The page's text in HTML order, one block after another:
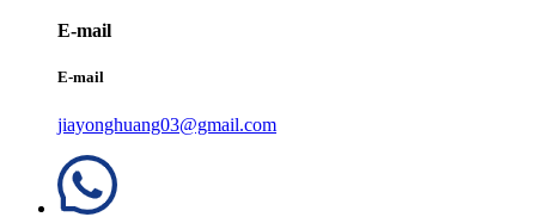
E-mail
E-mail
jiayonghuang03@gmail.com